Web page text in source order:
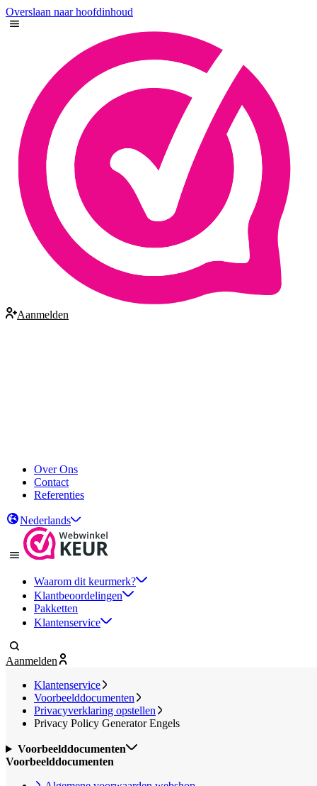
Overslaan naar hoofdinhoud
Aanmelden
Over Ons
Contact
Referenties
Nederlands
Waarom dit keurmerk?
Klantbeoordelingen
Pakketten
Klantenservice
Aanmelden
Klantenservice
Voorbeelddocumenten
Privacyverklaring opstellen
Privacy Policy Generator Engels
Voorbeelddocumenten
Voorbeelddocumenten